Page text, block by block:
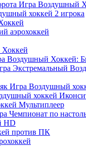
Игра Воздушный
хоккей 2 игрока
аэрохоккей
Воздушный Хоккей:
Экстремальный
Игра Воздушный
хоккей
Мультиплеер
Чемпионат по
HD
против ПК